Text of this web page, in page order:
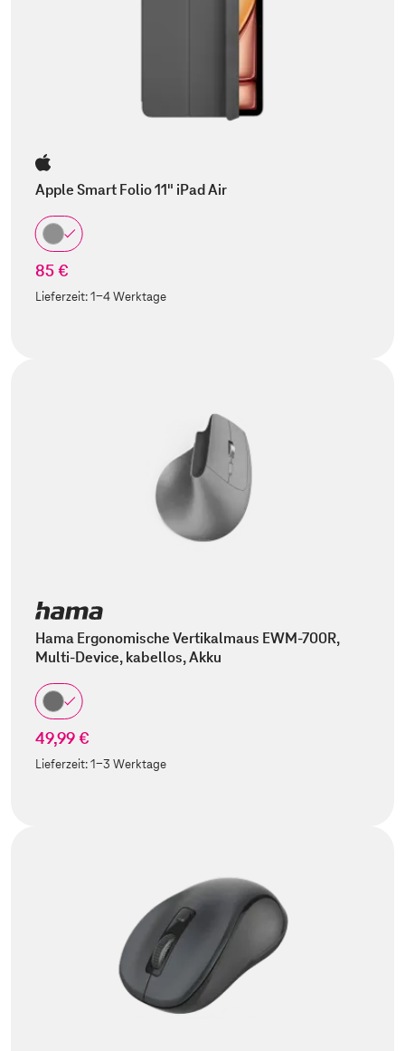
Apple Smart Folio 11" iPad Air
85 €
Lieferzeit:1-4 Werktage
Hama Ergonomische Vertikalmaus EWM-700R,
Multi-Device, kabellos, Akku
49,99 €
Lieferzeit:1-3 Werktage